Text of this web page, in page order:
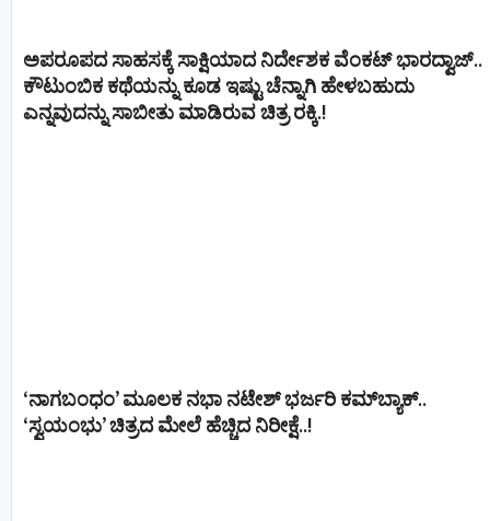
ಅಪರೂಪದ ಸಾಹಸಕ್ಕೆ ಸಾಕ್ಷಿಯಾದ ನಿರ್ದೇಶಕ ವೆಂಕಟ್ ಭಾರದ್ವಾಜ್..
ಕೌಟುಂಬಿಕ ಕಥೆಯನ್ನು ಕೂಡ ಇಷ್ಟು ಚೆನ್ನಾಗಿ ಹೇಳಬಹುದು
ಎನ್ನವುದನ್ನು ಸಾಬೀತು ಮಾಡಿರುವ ಚಿತ್ರ ರಕ್ಕಿ.!
‘ನಾಗಬಂಧಂ’ ಮೂಲಕ ನಭಾ ನಟೇಶ್ ಭರ್ಜರಿ ಕಮ್‌ಬ್ಯಾಕ್..
‘ಸ್ವಯಂಭು’ ಚಿತ್ರದ ಮೇಲೆ ಹೆಚ್ಚಿದ ನಿರೀಕ್ಷೆ..!